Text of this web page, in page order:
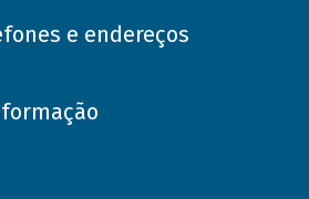
e endereços